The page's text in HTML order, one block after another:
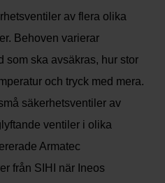
av flera olika
Behoven varierar
som ska avsäkras, hur stor
och tryck med mera.
säkerhetsventiler av
ventiler i olika
Armatec
från SIHI när Ineos